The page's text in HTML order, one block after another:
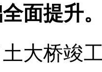
面提升
大桥竣